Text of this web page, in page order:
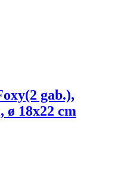
(2 gab.),
ø 18x22 cm